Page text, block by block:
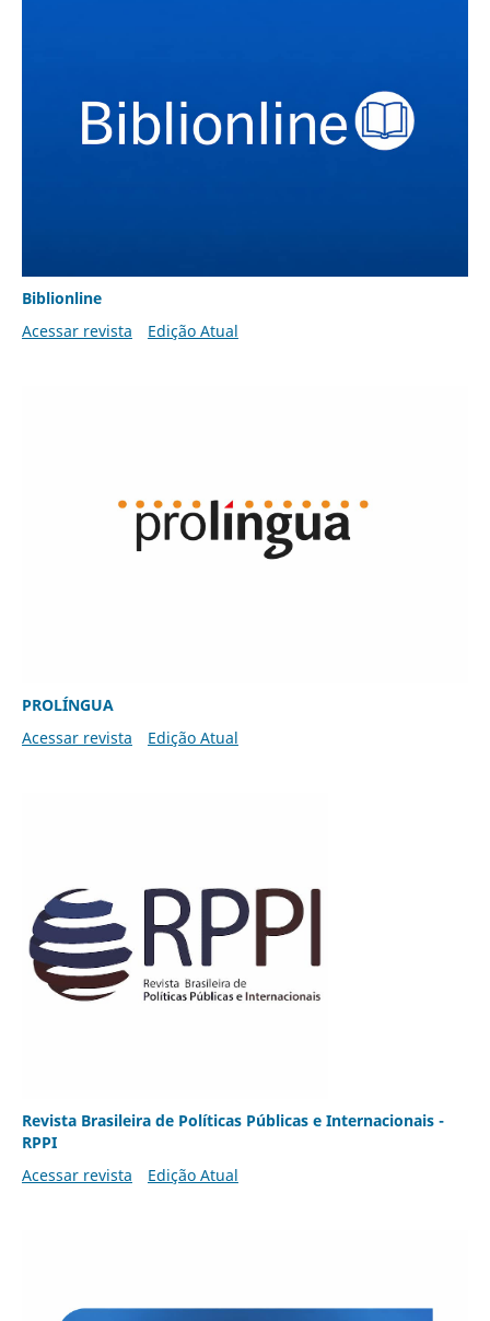
Biblionline
Acessar revista
Edição Atual
PROLÍNGUA
Acessar revista
Edição Atual
Revista Brasileira de Políticas Públicas e Internacionais -
RPPI
Acessar revista
Edição Atual